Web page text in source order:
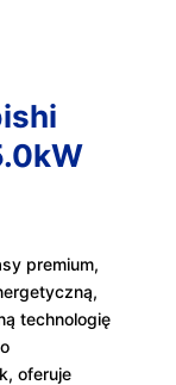
premium,
technologię
oferuje